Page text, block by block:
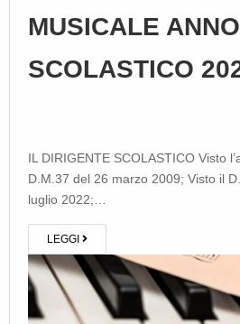
MUSICALE ANNO
SCOLASTICO
IL DIRIGENTE SCOLASTICO Visto
D.M.37 del 26 marzo 2009; Visto il
luglio 2022;…
LEGGI